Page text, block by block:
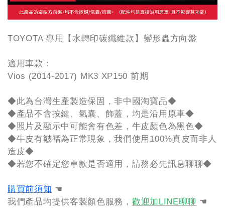
TOYOTA 專用【水轉印碳纖維款】變形蟲方向盤
適用車款：
Vios (2014-2017) MK3 XP150 前期
◆此為台灣生產製造保固，非中國淘寶品◆
◆產品不含按鍵、氣囊、飾蓋，均是沿用原車◆
◆照片及顯示中可能會有色差，牛皮顏色為黑色◆
◆牛皮有皺褶為正常現象，我們使用100%真皮而非人
造皮◆
◆若您不確定您車款是否適用，請務必先訊息聊聊◆
購買前須知 ☚
我們產品均提供客製顏色服務， 歡迎加LINE聊聊 ☚